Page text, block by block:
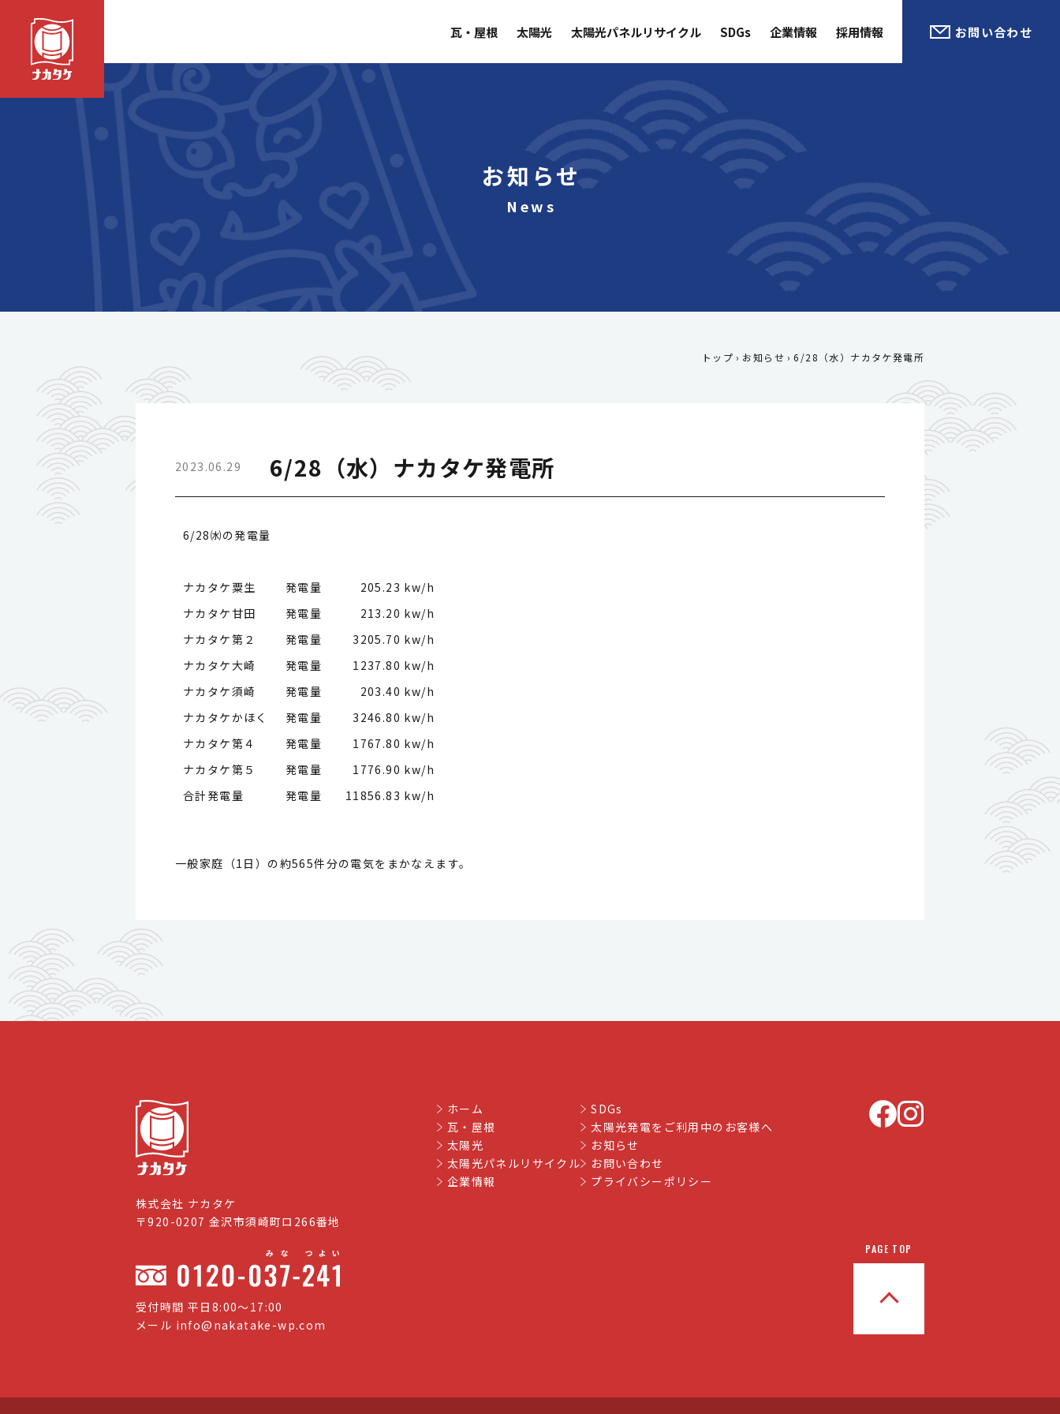
瓦・屋根 太陽光 太陽光パネルリサイクル SDGs 企業情報 採用情報 お問い合わせ
お知らせ
トップ お知らせ 6/28（水）ナカタケ発電所
2023.06.29 6/28（水）ナカタケ発電所
6/28㈬の発電量
ナカタケ粟生 発電量
205.23 kw/h
ナカタケ甘田 発電量
213.20 kw/h
ナカタケ第２ 発電量
3205.70 kw/h
ナカタケ大崎 発電量
1237.80 kw/h
ナカタケ須崎 発電量
203.40 kw/h
ナカタケかほく 発電量
3246.80 kw/h
ナカタケ第４ 発電量
1767.80 kw/h
ナカタケ第５ 発電量
1776.90 kw/h
合計発電量 発電量
11856.83 kw/h
一般家庭（1日）の約565件分の電気をまかなえます。
株式会社 ナカタケ
〒920-0207 金沢市須崎町ロ266番地
受付時間 平日8:00〜17:00
メール info@nakatake-wp.com
ホーム
瓦・屋根
太陽光
太陽光パネルリサイクル
企業情報
SDGs
太陽光発電をご利用中のお客様へ
お知らせ
お問い合わせ
プライバシーポリシー
PAGE TOP